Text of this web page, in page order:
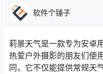
软件个锤子
莉景天气是一款专为安卓
热爱户外摄影的朋友们使
同，它不仅能提供常规天